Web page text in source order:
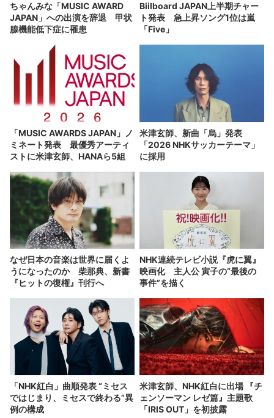
ちゃんみな「MUSIC AWARD
JAPAN」への出演を辞退 甲状
腺機能低下症に罹患
Biilboard JAPAN上半期チャー
ト発表 急上昇ソング1位は嵐
「Five」
「MUSIC AWARDS JAPAN」ノ
ミネート発表 最優秀アーティ
ストに米津玄師、HANAら5組
米津玄師、新曲「烏」発表
「2026 NHKサッカーテーマ」
に採用
なぜ日本の音楽は世界に届くよ
うになったのか 柴那典、新書
『ヒットの復権』刊行へ
NHK連続テレビ小説『虎に翼』
映画化 主人公 寅子の“最後の
事件”を描く
「NHK紅白」曲順発表 “ミセス
ではじまり、ミセスで終わる”異
例の構成
米津玄師、NHK紅白に出場 『チ
ェンソーマン レゼ篇』主題歌
「IRIS OUT」を初披露